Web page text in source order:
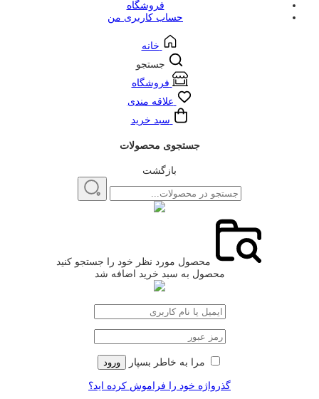
فروشگاه
حساب کاربری من
خانه
جستجو
فروشگاه
علاقه مندی
سبد خرید
جستجوی محصولات
بازگشت
محصول مورد نظر خود را جستجو کنید
محصول به سبد خرید اضافه شد
مرا به خاطر بسپار ورود
گذرواژه خود را فراموش کرده اید؟